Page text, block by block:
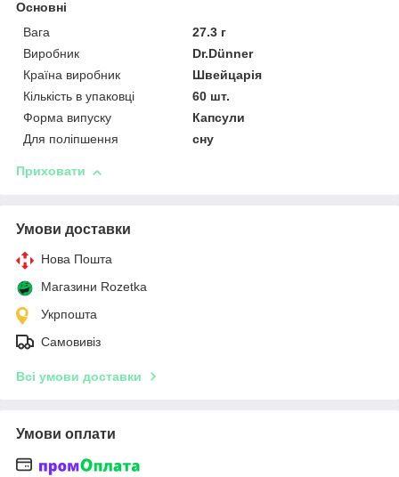
Основні
Вага
27.3 г
Виробник
Dr.Dünner
Країна виробник
Швейцарія
Кількість в упаковці
60 шт.
Форма випуску
Капсули
Для поліпшення
сну
Приховати
Умови доставки
Нова Пошта
Магазини Rozetka
Укрпошта
Самовивіз
Всі умови доставки
Умови оплати